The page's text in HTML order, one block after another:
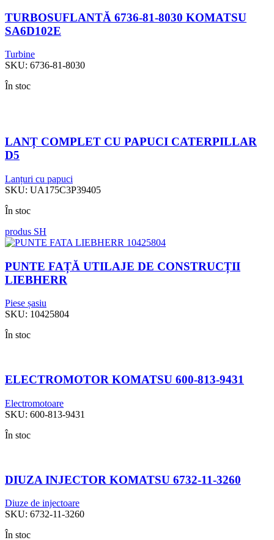
TURBOSUFLANTĂ 6736-81-8030 KOMATSU
SA6D102E
Turbine
SKU: 6736-81-8030
În stoc
LANȚ COMPLET CU PAPUCI CATERPILLAR
D5
Lanțuri cu papuci
SKU: UA175C3P39405
În stoc
produs SH
PUNTE FAȚĂ UTILAJE DE CONSTRUCȚII
LIEBHERR
Piese șasiu
SKU: 10425804
În stoc
ELECTROMOTOR KOMATSU 600-813-9431
Electromotoare
SKU: 600-813-9431
În stoc
DIUZA INJECTOR KOMATSU 6732-11-3260
Diuze de injectoare
SKU: 6732-11-3260
În stoc